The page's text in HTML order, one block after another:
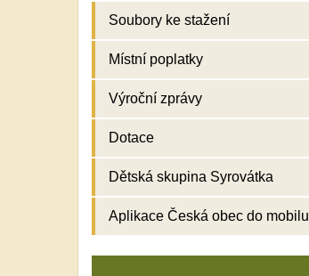
Soubory ke stažení
Místní poplatky
Výroční zprávy
Dotace
Dětská skupina Syrovátka
Aplikace Česká obec do mobilu